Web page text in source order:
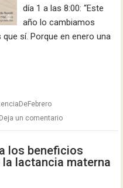
día 1 a las 8:00: “Este
año lo cambiamos
sí. Porque en enero una
Deja un comentario
los beneficios
lactancia materna